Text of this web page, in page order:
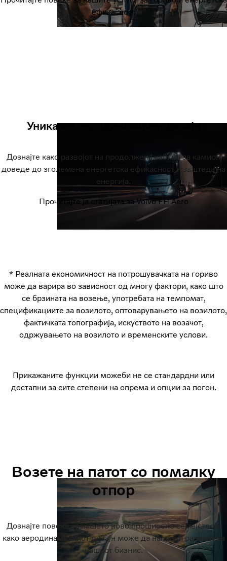
ефикасност
Уникатен аеродинамичен дизајн
Дознајте како развојот на продолжена кабина за камион
доведе до зголемена енергетска ефикасност и заштеда на
енергија.
Прочитајте ја статијата за Volvo FH Aero
* Реалната економичност на потрошувачката на гориво
може да варира во зависност од многу фактори, како што
се брзината на возење, употребата на темпомат,
спецификациите за возилото, оптоварувањето на возилото,
фактичката топографија, искуството на возачот,
одржувањето на возилото и временските услови.
Прикажаните функции можеби не се стандардни или
достапни за сите степени на опрема и опции за погон.
Возете на патот со помалку
отпор
Дознајте повеќе за нашето ново проширено семејство и
како аеродинамичниот дизајн може да направи разлика за
вашиот бизнис.